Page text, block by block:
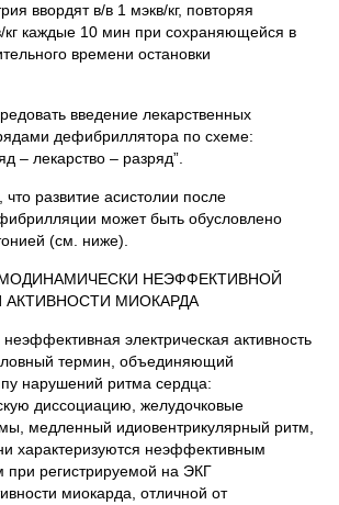
ввордят в/в 1 мэкв/кг, повторяя
кг каждые 10 мин при сохраняющейся в
времени остановки
введение лекарственных
дефибриллятора по схеме:
– лекарство – разряд”.
что развитие асистолии после
может быть обусловлено
(см. ниже).
НЕЭФФЕКТИВНОЙ
АКТИВНОСТИ МИОКАРДА
электрическая активность
термин, объединяющий
нарушений ритма сердца:
диссоциацию, желудочковые
медленный идиовентрикулярный ритм,
характеризуются неэффективным
при регистрируемой на ЭКГ
миокарда, отличной от